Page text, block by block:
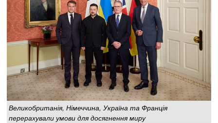
Великобританія, Німеччина, Україна та Франція
перерахували умови для досягнення миру